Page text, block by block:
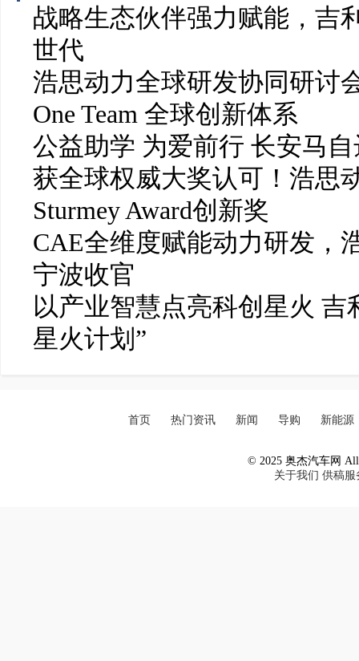
战略生态伙伴强力赋能，吉
世代
浩思动力全球研发协同研讨
One Team 全球创新体系
公益助学 为爱前行 长安马
获全球权威大奖认可！浩思
Sturmey Award创新奖
CAE全维度赋能动力研发，
宁波收官
以产业智慧点亮科创星火
星火计划”
首页 热门资讯 新闻 导购 新能源
© 2025 奥杰汽车网 All
关于我们 供稿服